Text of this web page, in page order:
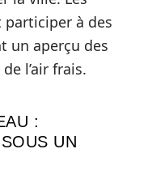
à des
un aperçu des
l’air frais.
:
UN